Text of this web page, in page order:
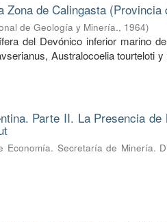
Zona de Calingasta (Provincia
de Geología y Minería., 1964)
del Devónico inferior marino
Australocoelia tourteloti y
Parte II. La Presencia de
Economía. Secretaría de Minería.